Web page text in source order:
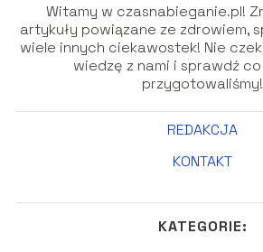
Witamy w czasnabieganie.pl!
artykuły powiązane ze zdrowiem,
wiele innych ciekawostek! Nie
wiedzę z nami i sprawdź
przygotowaliśmy!
REDAKCJA
KONTAKT
KATEGORIE: